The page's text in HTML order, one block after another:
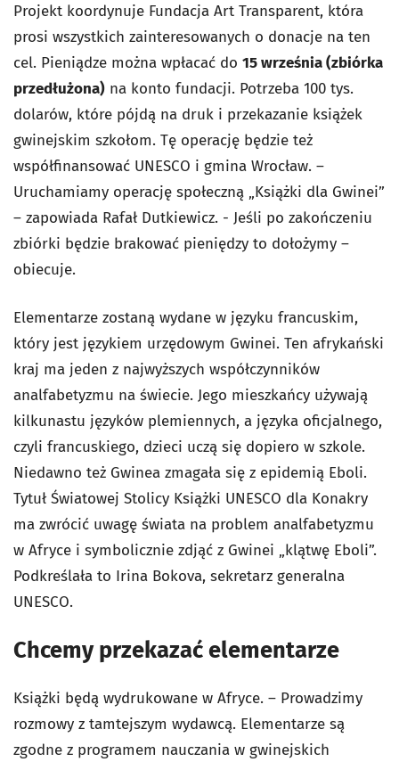
Projekt koordynuje Fundacja Art Transparent, która
prosi wszystkich zainteresowanych o donacje na ten
cel. Pieniądze można wpłacać do 15 września (zbiórka
przedłużona) na konto fundacji. Potrzeba 100 tys.
dolarów, które pójdą na druk i przekazanie książek
gwinejskim szkołom. Tę operację będzie też
współfinansować UNESCO i gmina Wrocław. –
Uruchamiamy operację społeczną „Książki dla Gwinei”
– zapowiada Rafał Dutkiewicz. - Jeśli po zakończeniu
zbiórki będzie brakować pieniędzy to dołożymy –
obiecuje.
Elementarze zostaną wydane w języku francuskim,
który jest językiem urzędowym Gwinei. Ten afrykański
kraj ma jeden z najwyższych współczynników
analfabetyzmu na świecie. Jego mieszkańcy używają
kilkunastu języków plemiennych, a języka oficjalnego,
czyli francuskiego, dzieci uczą się dopiero w szkole.
Niedawno też Gwinea zmagała się z epidemią Eboli.
Tytuł Światowej Stolicy Książki UNESCO dla Konakry
ma zwrócić uwagę świata na problem analfabetyzmu
w Afryce i symbolicznie zdjąć z Gwinei „klątwę Eboli”.
Podkreślała to Irina Bokova, sekretarz generalna
UNESCO.
Chcemy przekazać elementarze
Książki będą wydrukowane w Afryce. – Prowadzimy
rozmowy z tamtejszym wydawcą. Elementarze są
zgodne z programem nauczania w gwinejskich